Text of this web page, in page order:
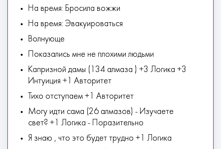
На время: Бросила вожжи
На время: Эвакуироваться
Волнующе
Показались мне не плохими людьми
Капризной дамы (134 алмаза ) +3 Логика +3
Интуиция +1 Авторитет
Тихо отступаем +1 Авторитет
Могу идти сама (26 алмазов) - Изучаете
свет? +1 Логика - Поразительно
Я знаю , что это будет трудно +1 Логика